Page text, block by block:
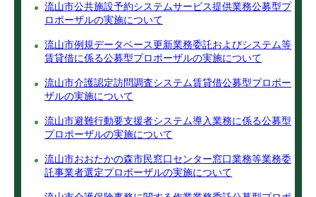
流山市公共施設予約システムサービス提供業務公募型プ
ロポーザルの実施について
流山市例規データベース更新業務委託およびシステム等
賃貸借に係る公募型プロポーザルの実施について
流山市介護認定訪問調査システム賃貸借公募型プロポー
ザルの実施について
流山市避難行動要支援者システム導入業務に係る公募型
プロポーザルの実施について
流山市おおたかの森市民窓口センター窓口業務等業務委
託事業者選定プロポーザルの実施について